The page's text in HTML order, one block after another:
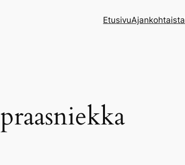
EtusivuAjankohtaista
praasniekka